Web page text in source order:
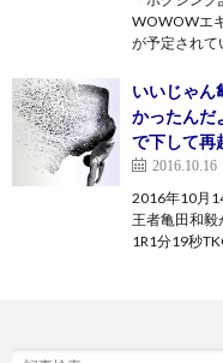
WOWOWエ
が予定され
いいじゃん
かったんだ
で下して再
2016.10.16
2016年10月
王者亀田和毅
1R1分19秒